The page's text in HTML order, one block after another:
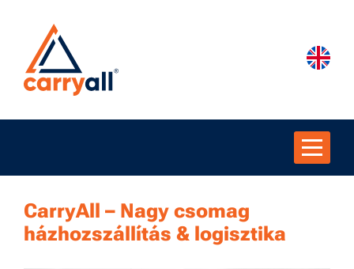
CarryAll – Nagy csomag
házhozszállítás & logisztika